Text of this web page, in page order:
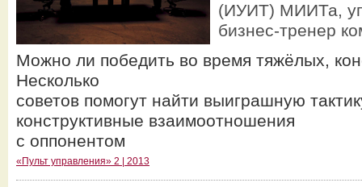
(ИУИТ) МИИТа,
бизнес-тренер
Можно ли победить во время тяжёлых,
Несколько
советов помогут найти выиграшную
конструктивные взаимоотношения
с оппонентом
«Пульт управления» 2 | 2013